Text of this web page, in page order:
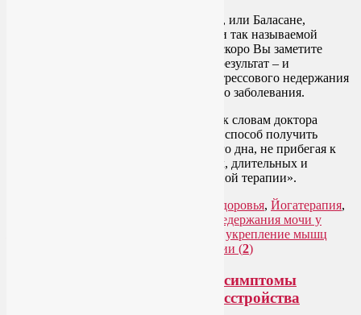
И даже когда отдыхаете в позе Ребенка, или Баласане,
используйте эти моменты для практики так называемой
пульсирующей Мула-бандхи. И очень скоро Вы заметите
укрепление мышц тазового дна, а как результат – и
уменьшение утечек мочи вследствие стрессового недержания
мочи и других видов этого неприятного заболевания.
И еще раз советую всем прислушаться к словам доктора
Элисон Хуан: «Для женщин йога – это способ получить
больше контроля над мышцами тазового дна, не прибегая к
помощи традиционных дорогостоящих, длительных и
интенсивных методов реабилитационной терапии».
Йога для здоровья, Йогатерапия,
лечение недержания мочи у
укрепление мышц
Комментарии (2)
Йога при депрессии ослабляет симптомы
биполярного аффективного расстройства